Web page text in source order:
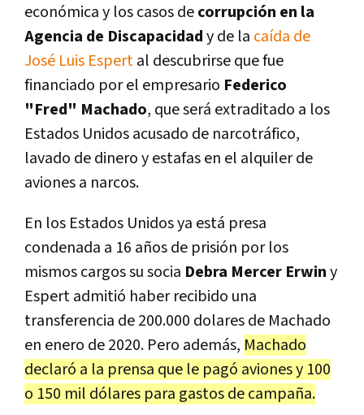
económica y los casos decorrupción en la
Agencia de Discapacidady de la caída de
José Luis Espertal descubrirse que fue
financiado por el empresario Federico
"Fred" Machado, que será extraditado a los
Estados Unidos acusado de narcotráfico,
lavado de dinero y estafas en el alquiler de
aviones a narcos.
En los Estados Unidos ya está presa
condenada a 16 años de prisión por los
mismos cargos su socia Debra Mercer Erwiny
Espert admitió haber recibido una
transferencia de 200.000 dolares de Machado
en enero de 2020. Pero además, Machado
declaró a la prensa que le pagó aviones y 100
o 150 mil dólares para gastos de campaña.